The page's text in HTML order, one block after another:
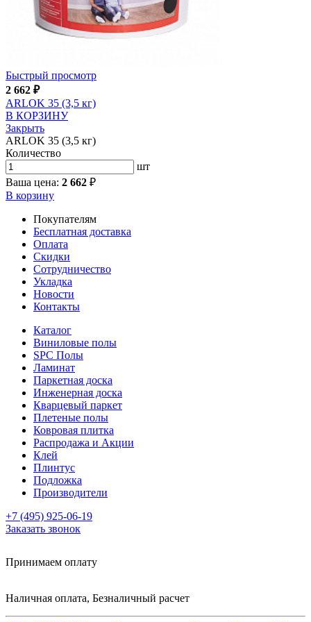
Быстрый просмотр
2 662 ₽
ARLOK 35 (3,5 кг)
В КОРЗИНУ
Закрыть
ARLOK 35 (3,5 кг)
Количество
шт
Ваша цена: 2 662 ₽
В корзину
Покупателям
Бесплатная доставка
Оплата
Скидки
Сотрудничество
Укладка
Новости
Контакты
Каталог
Виниловые полы
SPC Полы
Ламинат
Паркетная доска
Инженерная доска
Кварцевый паркет
Плетеные полы
Ковровая плитка
Распродажа и Акции
Клей
Плинтус
Подложка
Производители
+7 (495) 925-06-19
Заказать звонок
Принимаем оплату
Наличная оплата, Безналичный расчет